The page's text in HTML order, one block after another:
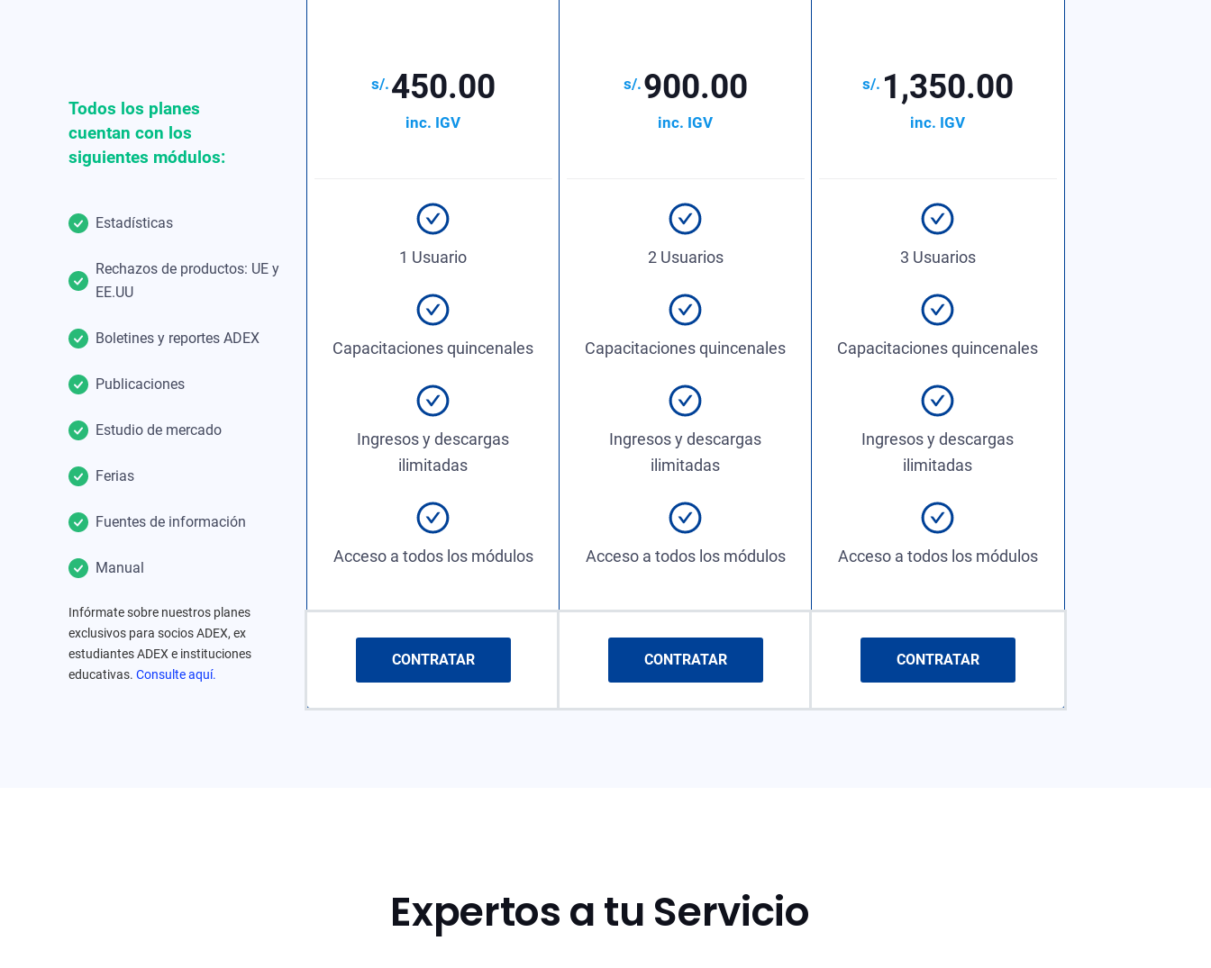
Todos los planes
cuentan con los
siguientes módulos:
Estadísticas
Rechazos de productos: UE y
EE.UU
Boletines y reportes ADEX
Publicaciones
Estudio de mercado
Ferias
Fuentes de información
Manual
Infórmate sobre nuestros planes
exclusivos para socios ADEX, ex
estudiantes ADEX e instituciones
educativas. Consulte aquí.
450.00
inc. IGV
1 Usuario
Capacitaciones quincenales
Ingresos y descargas
ilimitadas
Acceso a todos los módulos
CONTRATAR
900.00
inc. IGV
2 Usuarios
Capacitaciones quincenales
Ingresos y descargas
ilimitadas
Acceso a todos los módulos
CONTRATAR
1,350.00
inc. IGV
3 Usuarios
Capacitaciones quincenales
Ingresos y descargas
ilimitadas
Acceso a todos los módulos
CONTRATAR
Expertos a tu Servicio